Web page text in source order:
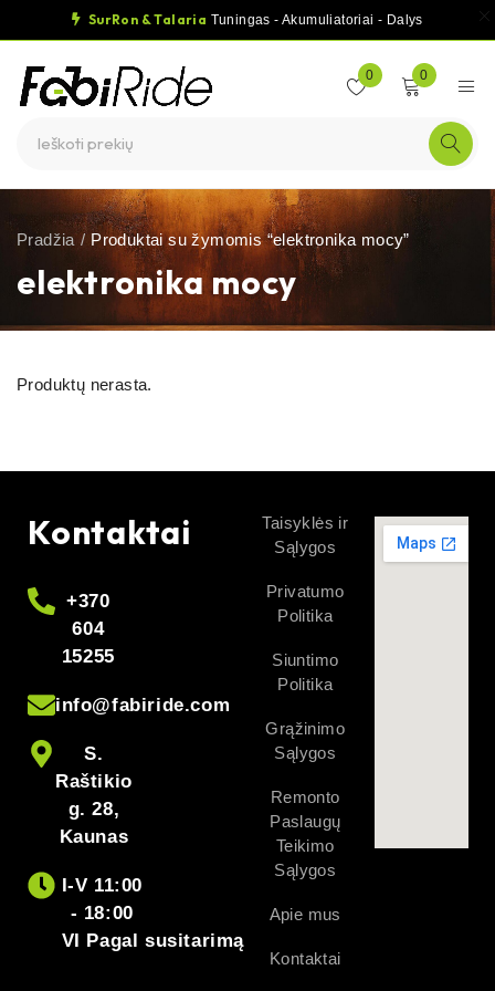
SurRon & Talaria Tuningas - Akumuliatoriai - Dalys
0 0
elektronika mocy
Pradžia / Produktai su žymomis “elektronika mocy”
Produktų nerasta.
Kontaktai
+370
604
15255
info@fabiride.com
S.
Raštikio
g. 28,
Kaunas
I-V 11:00
- 18:00
VI Pagal susitarimą
Taisyklės ir
Sąlygos
Privatumo
Politika
Siuntimo
Politika
Grąžinimo
Sąlygos
Remonto
Paslaugų
Teikimo
Sąlygos
Apie mus
Kontaktai